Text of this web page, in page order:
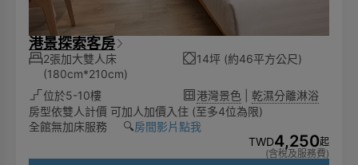
港景探索客房
2張加大雙人床
(180cm*210cm)
14坪 (約46平方公尺)
位於5-10樓 港灣景色
乾濕分離淋浴
房型依雙人計價 可加人加價入住 (至多4位為限)
全館無加床服務 🔍️房間影片點我
TWD4,250起
(含稅及服務費)